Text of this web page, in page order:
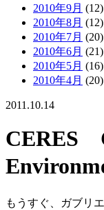
2010年9月 (12)
2010年8月 (12)
2010年7月 (20)
2010年6月 (21)
2010年5月 (16)
2010年4月 (20)
2011.10.14
CERES
もうすぐ、ガブリ